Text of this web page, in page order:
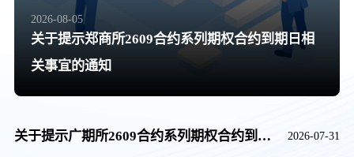
2026-08-05
关于提示郑商所2609合约系列期权合约到期日相
关事宜的通知
关于提示广期所2609合约系列期权合约到期日相关事项的通知 2026-07-31